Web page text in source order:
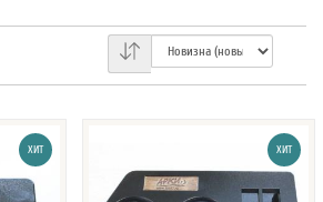
ХИТ ХИТ